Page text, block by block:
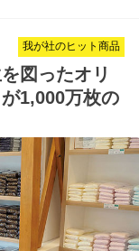
我が社のヒット商品
図ったオリ
1,000万枚の